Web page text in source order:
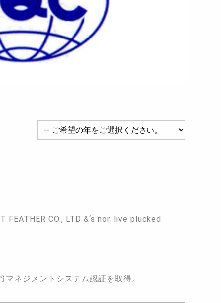
FEATHER CO., LTD &‘s non live plucked
ネジメントシステム認証を取得。